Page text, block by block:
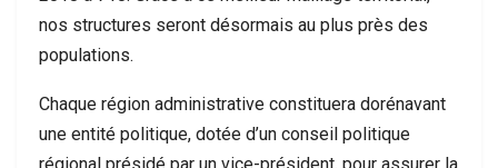
nos structures seront désormais au plus près des
populations.
Chaque région administrative constituera dorénavant
une entité politique, dotée d’un conseil politique